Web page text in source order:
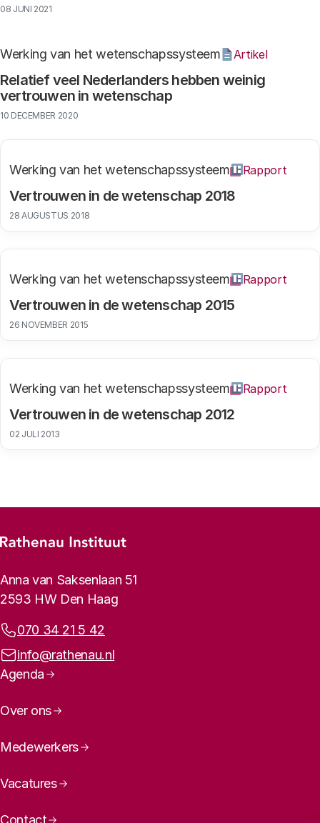
08 JUNI 2021
Relatief veel Nederlanders hebben weinig
vertrouwen in wetenschap
Werking van het wetenschapssysteem Artikel
10 DECEMBER 2020
Vertrouwen in de wetenschap 2018
Werking van het wetenschapssysteem Rapport
28 AUGUSTUS 2018
Vertrouwen in de wetenschap 2015
Werking van het wetenschapssysteem Rapport
26 NOVEMBER 2015
Vertrouwen in de wetenschap 2012
Werking van het wetenschapssysteem Rapport
02 JULI 2013
Footer-menu
Rathenau logo, naar de homepage
Contactinformatie
Anna van Saksenlaan 51
2593 HW Den Haag
Telefoonnummer:
070 34 21 5 42
E-mailadres:
info@rathenau.nl
Paginanavigatie
Agenda
Over ons
Medewerkers
Vacatures
Contact